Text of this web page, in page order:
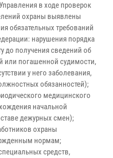
в ходе проверок
охраны выявлены
обязательных требований
нарушения порядка
до получения сведений об
или погашенной судимости,
у него заболевания,
обязанностей);
медицинского
начальной
дежурных смен);
охраны
нормам;
средств,